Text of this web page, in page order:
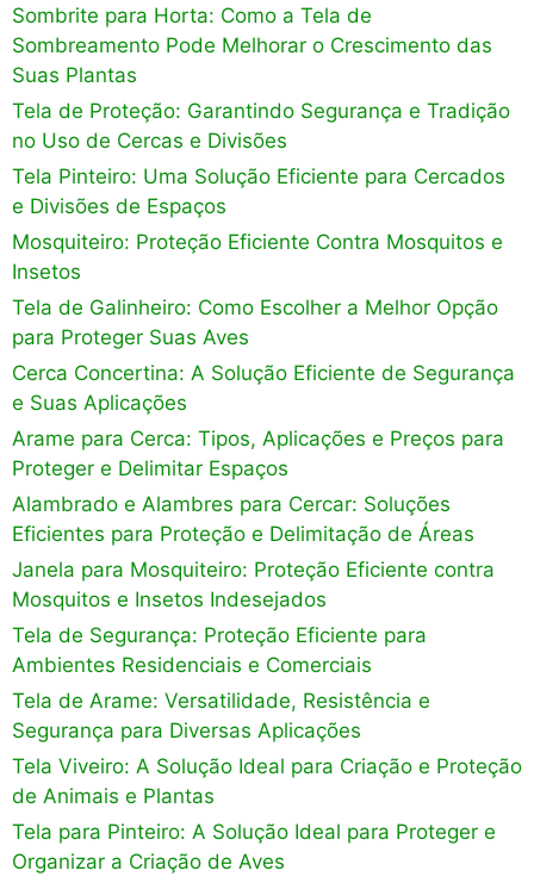
Sombrite para Horta: Como a Tela de
Sombreamento Pode Melhorar o Crescimento das
Suas Plantas
Tela de Proteção: Garantindo Segurança e Tradição
no Uso de Cercas e Divisões
Tela Pinteiro: Uma Solução Eficiente para Cercados
e Divisões de Espaços
Mosquiteiro: Proteção Eficiente Contra Mosquitos e
Insetos
Tela de Galinheiro: Como Escolher a Melhor Opção
para Proteger Suas Aves
Cerca Concertina: A Solução Eficiente de Segurança
e Suas Aplicações
Arame para Cerca: Tipos, Aplicações e Preços para
Proteger e Delimitar Espaços
Alambrado e Alambres para Cercar: Soluções
Eficientes para Proteção e Delimitação de Áreas
Janela para Mosquiteiro: Proteção Eficiente contra
Mosquitos e Insetos Indesejados
Tela de Segurança: Proteção Eficiente para
Ambientes Residenciais e Comerciais
Tela de Arame: Versatilidade, Resistência e
Segurança para Diversas Aplicações
Tela Viveiro: A Solução Ideal para Criação e Proteção
de Animais e Plantas
Tela para Pinteiro: A Solução Ideal para Proteger e
Organizar a Criação de Aves